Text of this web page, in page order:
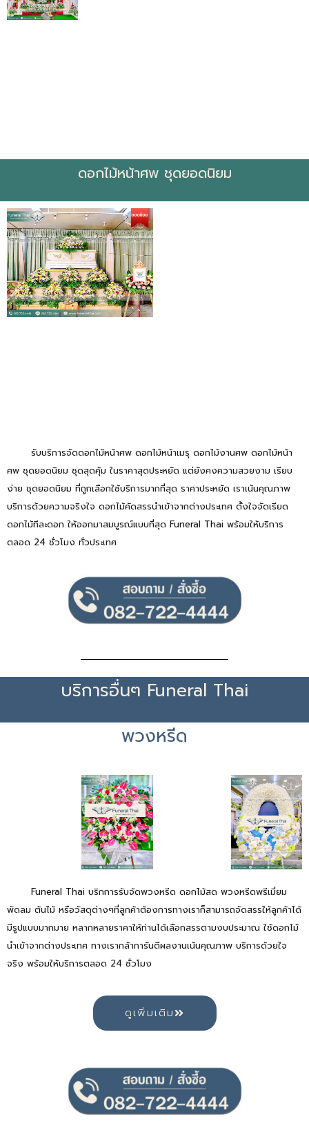
ดอกไม้หน้าศพ ชุดยอดนิยม
รับบริการจัดดอกไม้หน้าศพ ดอกไม้หน้าเมรุ ดอกไม้งานศพ ดอกไม้หน้า
ศพ ชุดยอดนิยม ชุดสุดคุ้ม ในราคาสุดประหยัด แต่ยังคงความสวยงาม เรียบ
ง่าย ชุดยอดนิยม ที่ถูกเลือกใช้บริการมากที่สุด ราคาประหยัด เราเน้นคุณภาพ
บริการด้วยความจริงใจ ดอกไม้คัดสรรนำเข้าจากต่างประเทศ ตั้งใจจัดเรียด
ดอกไม้ทีละดอก ให้ออกมาสมบูรณ์แบบที่สุด Funeral Thai พร้อมให้บริการ
ตลอด 24 ชั่วโมง ทั่วประเทศ
บริการอื่นๆ Funeral Thai
พวงหรีด
Funeral Thai บริกการรับจัดพวงหรีด ดอกไม้สด พวงหรีดพรีเมี่ยม
พัดลม ต้นไม้ หรือวัสดุต่างๆที่ลูกค้าต้องการทางเราก็สามารถจัดสรรให้ลูกค้าได้
มีรูปแบบมากมาย หลากหลายราคาให้ท่านได้เลือกสรรตามงบประมาณ ใช้ดอกไม้
นำเข้าจากต่างประเทศ ทางเรากล้าการันตีผลงานเน้นคุณภาพ บริการด้วยใจ
จริง พร้อมให้บริการตลอด 24 ชั่วโมง
ดูเพิ่มเติม